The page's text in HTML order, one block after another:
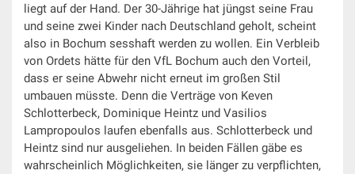
liegt auf der Hand. Der 30-Jährige hat jüngst seine Frau
und seine zwei Kinder nach Deutschland geholt, scheint
also in Bochum sesshaft werden zu wollen. Ein Verbleib
von Ordets hätte für den VfL Bochum auch den Vorteil,
dass er seine Abwehr nicht erneut im großen Stil
umbauen müsste. Denn die Verträge von Keven
Schlotterbeck, Dominique Heintz und Vasilios
Lampropoulos laufen ebenfalls aus. Schlotterbeck und
Heintz sind nur ausgeliehen. In beiden Fällen gäbe es
wahrscheinlich Möglichkeiten, sie länger zu verpflichten,